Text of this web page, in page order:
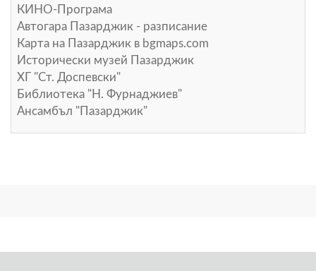
КИНО-Програма
Автогара Пазарджик - разписание
Карта на Пазарджик в bgmaps.com
Исторически музей Пазарджик
ХГ "Ст. Доспевски"
Библиотека "Н. Фурнаджиев"
Ансамбъл "Пазарджик"